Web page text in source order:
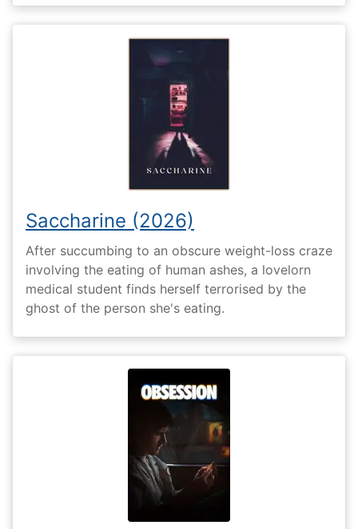
Saccharine (2026)
After succumbing to an obscure weight-loss craze
involving the eating of human ashes, a lovelorn
medical student finds herself terrorised by the
ghost of the person she's eating.